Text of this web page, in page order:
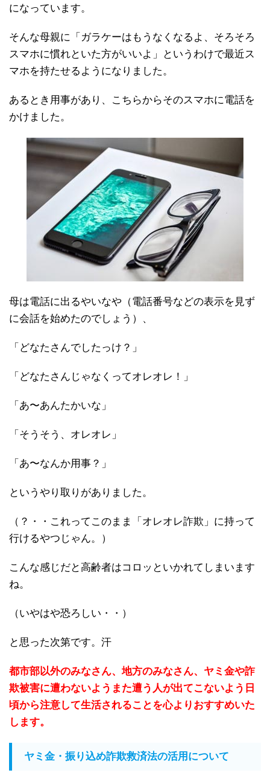
になっています。
そんな母親に「ガラケーはもうなくなるよ、そろそろ
スマホに慣れといた方がいいよ」というわけで最近ス
マホを持たせるようになりました。
あるとき用事があり、こちらからそのスマホに電話を
かけました。
母は電話に出るやいなや（電話番号などの表示を見ず
に会話を始めたのでしょう）、
「どなたさんでしたっけ？」
「どなたさんじゃなくってオレオレ！」
「あ〜あんたかいな」
「そうそう、オレオレ」
「あ〜なんか用事？」
というやり取りがありました。
（？・・これってこのまま「オレオレ詐欺」に持って
行けるやつじゃん。）
こんな感じだと高齢者はコロッといかれてしまいます
ね。
（いやはや恐ろしい・・）
と思った次第です。汗
都市部以外のみなさん、地方のみなさん、ヤミ金や詐
欺被害に遭わないようまた遭う人が出てこないよう日
頃から注意して生活されることを心よりおすすめいた
します。
ヤミ金・振り込め詐欺救済法の活用について